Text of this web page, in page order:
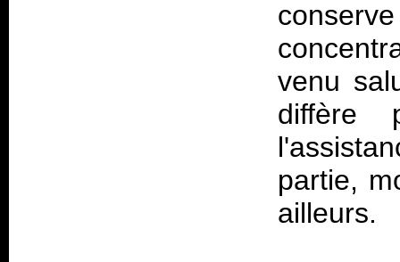
venu
diffère
partie,
ailleurs.